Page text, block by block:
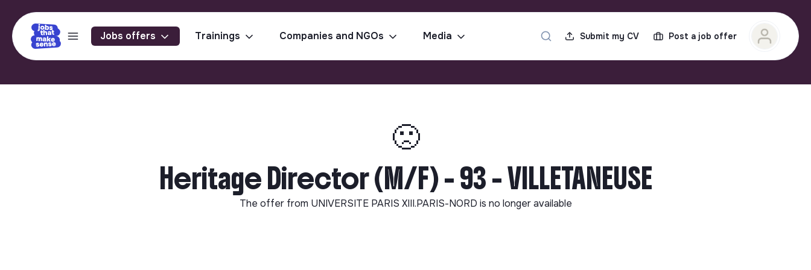
Jobs offers Trainings Companies and NGOs Media Submit my CV Post a job offer
🙁
Heritage Director (M/F) - 93 - VILLETANEUSE
The offer from UNIVERSITE PARIS XIII.PARIS-NORD is no longer available